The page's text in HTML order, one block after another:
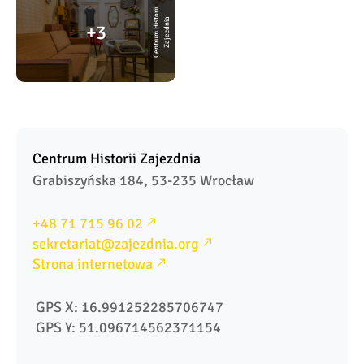
C
e
n
t
r
u
m
Hi
st
o
rii
Z
a
j
e
z
d
nia
3
Centrum Historii Zajezdnia
Grabiszyńska 184, 53-235 Wrocław
+48 71 715 96 02
sekretariat@zajezdnia.org
Strona internetowa
GPS X: 16.991252285706747
GPS Y: 51.096714562371154